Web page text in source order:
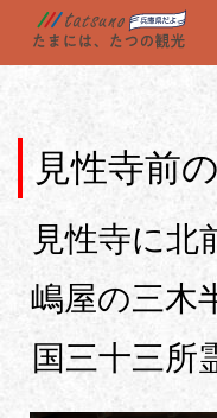
コ
へ
キ
ッ
見性寺前
見性寺に北
嶋屋の三木
国三十三所